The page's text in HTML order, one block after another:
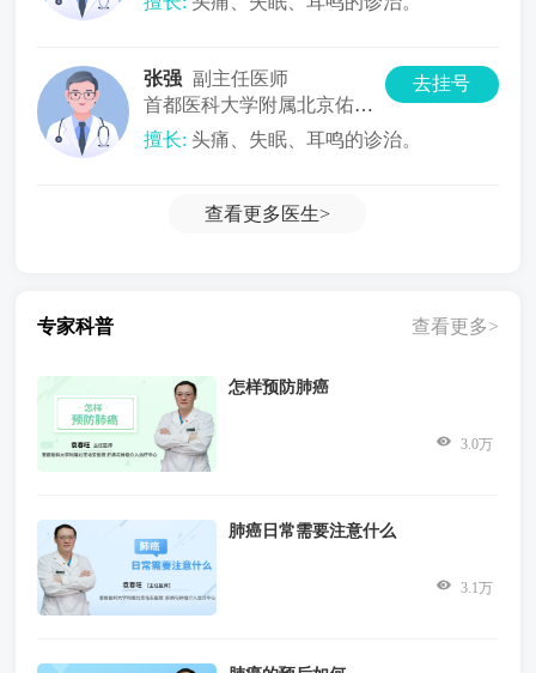
张强 副主任医师
首都医科大学附属北京佑安医院
预防保健科
去挂号
擅长: 头痛、失眠、耳鸣的诊治。
查看更多医生>
专家科普 查看更多>
怎样预防肺癌
3.0万
肺癌日常需要注意什么
3.1万